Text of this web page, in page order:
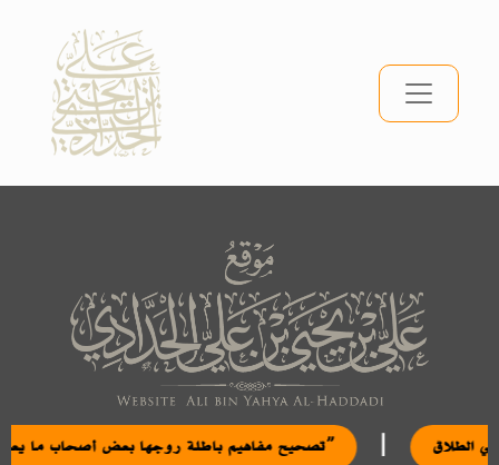
تصحيح مفاهيم باطلة روجها بعض أصحاب ما يعرف بـ”نظام الطيبات” | في الطلاق